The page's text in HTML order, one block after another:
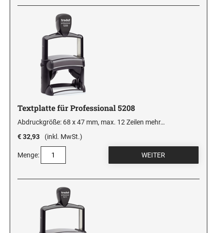
Textplatte für Professional 5208
Abdruckgröße: 68 x 47 mm, max. 12 Zeilen mehr…
€ 32,93
(inkl. MwSt.)
Menge: